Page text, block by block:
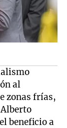
al
zonas frías,
beneficio a